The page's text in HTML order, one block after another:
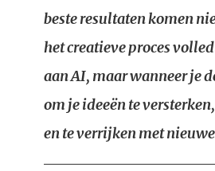
beste resultaten komen
het creatieve proces
aan AI, maar wanneer je
om je ideeën te
en te verrijken met